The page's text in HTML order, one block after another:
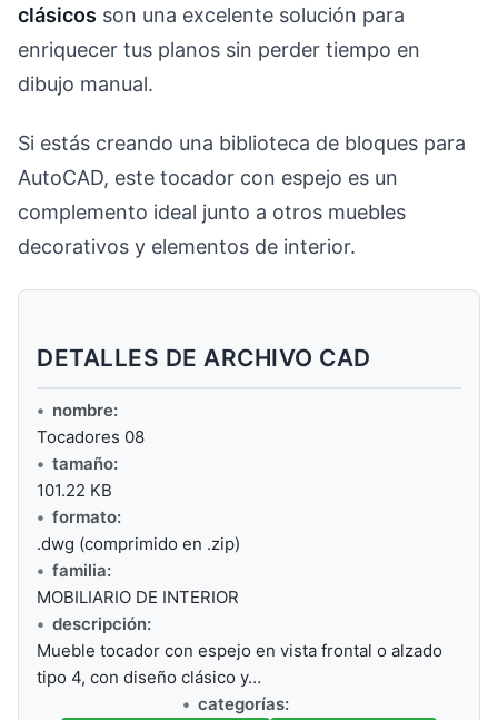
clásicos son una excelente solución para
enriquecer tus planos sin perder tiempo en
dibujo manual.
Si estás creando una biblioteca de bloques para
AutoCAD, este tocador con espejo es un
complemento ideal junto a otros muebles
decorativos y elementos de interior.
DETALLES DE ARCHIVO CAD
nombre:
Tocadores 08
tamaño:
101.22 KB
formato:
.dwg (comprimido en .zip)
familia:
MOBILIARIO DE INTERIOR
descripción:
Mueble tocador con espejo en vista frontal o alzado
tipo 4, con diseño clásico y…
categorías: